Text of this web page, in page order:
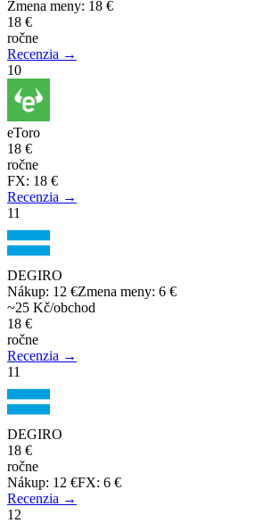
Zmena meny: 18 €
18 €
ročne
Recenzia →
10
eToro
18 €
ročne
FX: 18 €
Recenzia →
11
DEGIRO
Nákup: 12 €Zmena meny: 6 €
~25 Kč/obchod
18 €
ročne
Recenzia →
11
DEGIRO
18 €
ročne
Nákup: 12 €FX: 6 €
Recenzia →
12